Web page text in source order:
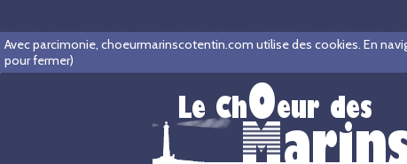
Avec parcimonie, choeurmarinscotentin.com utilise des cookies. En
pour fermer)